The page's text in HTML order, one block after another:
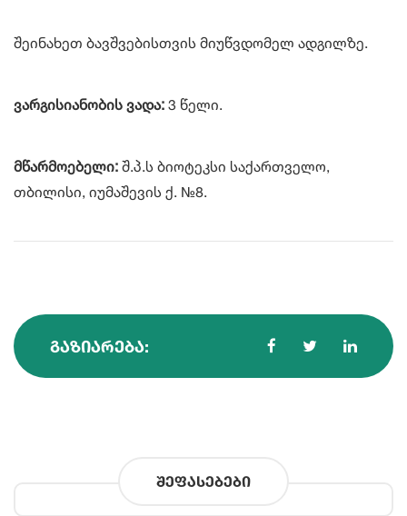
შეინახეთ ბავშვებისთვის მიუწვდომელ ადგილზე.
ვარგისიანობის ვადა: 3 წელი.
მწარმოებელი: შ.პ.ს ბიოტეკსი საქართველო,
თბილისი, იუმაშევის ქ. №8.
ᲒᲐᲖᲘᲐᲠᲔᲑᲐ:
შეფასებები